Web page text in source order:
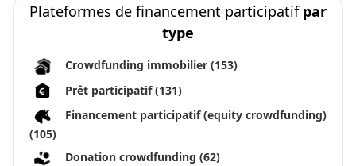
Plateformes de financement participatif par
type
Crowdfunding immobilier (153)
Prêt participatif(131)
Financement participatif (equity crowdfunding)
(105)
Donation crowdfunding (62)